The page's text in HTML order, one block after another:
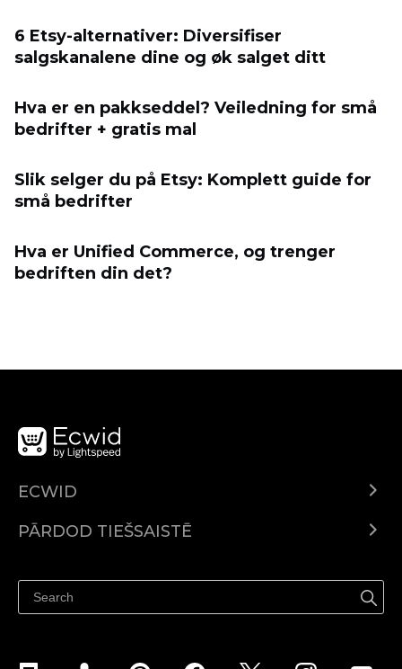
6 Etsy-alternativer: Diversifiser
salgskanalene dine og øk salget ditt
Hva er en pakkseddel? Veiledning for små
bedrifter + gratis mal
Slik selger du på Etsy: Komplett guide for
små bedrifter
Hva er Unified Commerce, og trenger
bedriften din det?
ECWID
Izcenojumi
PĀRDOD TIEŠSAISTĒ
Pārdod Facebook
Pārdod Instagram